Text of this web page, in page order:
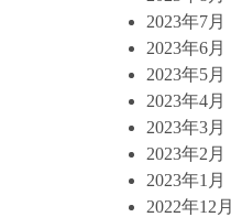
2023年7月
2023年6月
2023年5月
2023年4月
2023年3月
2023年2月
2023年1月
2022年12月